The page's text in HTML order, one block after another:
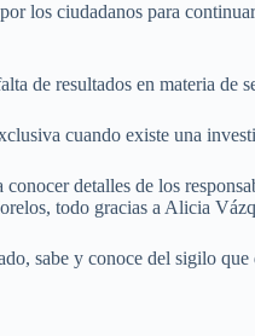
los ciudadanos para
de resultados en materia de
cuando existe una
detalles de los
todo gracias a Alicia
sabe y conoce del sigilo